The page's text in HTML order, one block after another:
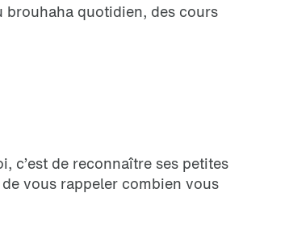
brouhaha quotidien, des cours
c’est de reconnaître ses petites
vous rappeler combien vous